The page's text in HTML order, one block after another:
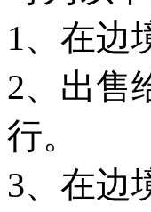
1、在边
2、出售
行。
3、在边